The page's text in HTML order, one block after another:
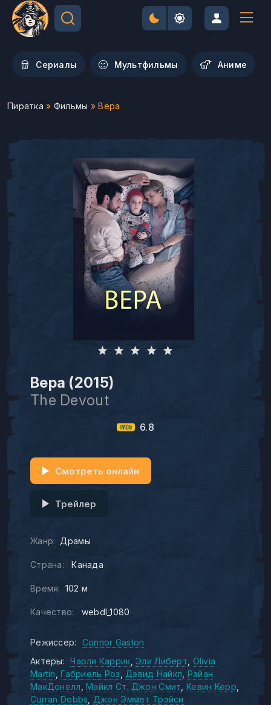
Сериалы Мультфильмы Aниме
Пиратка » Фильмы » Вера
Вера (2015)
The Devout
6.8
Жанр: Драмы
Страна: Канада
Время: 102 м
Качество: webdl_1080
Смотреть онлайн
Трейлер
Режиссер:
Connor Gaston
Актеры:
Чарли Каррик Эли Либерт Olivia
Martin
Габриель Роз Дэвид Найкл Райан
МакДонелл Майкл Ст. Джон Смит Кевин Керр
Curran Dobbs
Джон Эммет Трэйси